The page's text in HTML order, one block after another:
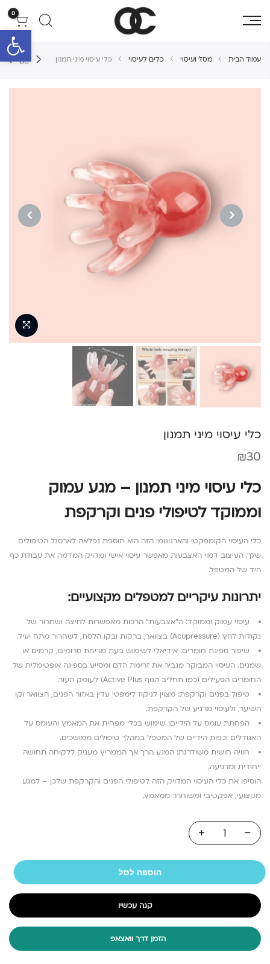
פתח
0
עמוד הבית מסז' ועיסוי כלים לעיסוי כלי עיסוי מיני תמנון
כלי עיסוי מיני תמנון
₪30
כלי עיסוי מיני תמנון – מגע עמוק
וממוקד לטיפולי פנים וקרקפת
כלי העיסוי הקומפקטי והארגונומי הזה הוא תוספת נפלאה לארסנל הטיפולים
שלך. העיצוב דמוי האצבעות מאפשר עיסוי אישי ומדויק המדמה את עבודת כף
היד של המטפל.
יתרונות עיקריים למטפלים מקצועיים:
עיסוי עמוק וממוקד: ה”אצבעות” הרכות מאפשרות לחיצה ושחרור של
נקודות לחץ (Acupressure) בצוואר, ברקות ובקו הלסת, לשחרור מתח יעיל.
שיפור ספיגת חומרים: אידיאלי לשימוש בעת מריחת סרומים, קרמים או
שמנים. העיסוי המבוקר מגביר את זרימת הדם ומסייע בספיגה אופטימלית של
החומרים הפעילים (כמו תחליב הגוף Active Plus) לעומק העור.
טיפול בפנים וקרקפת: מצוין לניקוז לימפטי עדין באזור הפנים, הצוואר וקו
השיער, ולעיסוי מרגיע של הקרקפת.
הפחתת עומס על הידיים: שימוש בכלי מפחית את המאמץ והעומס על
האגודלים וכפות הידיים של המטפל במהלך טיפולים ממושכים.
חוויה חושית משודרגת: המגע הרך אך הממריץ מעניק ללקוחה תחושה
ייחודית ומרגיעה.
הוסיפו את כלי העיסוי המדויק הזה לטיפולי הפנים והקרקפת שלכן – למגע
מקצועי, אפקטיבי ומשוחרר ממאמץ.
הוספה לסל
קנה עכשיו
הזמן דרך וואצאפ